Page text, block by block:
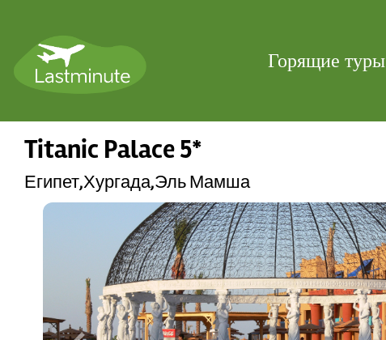
Горящие туры
Titanic Palace 5*
Египет,Хургада,Эль Мамша